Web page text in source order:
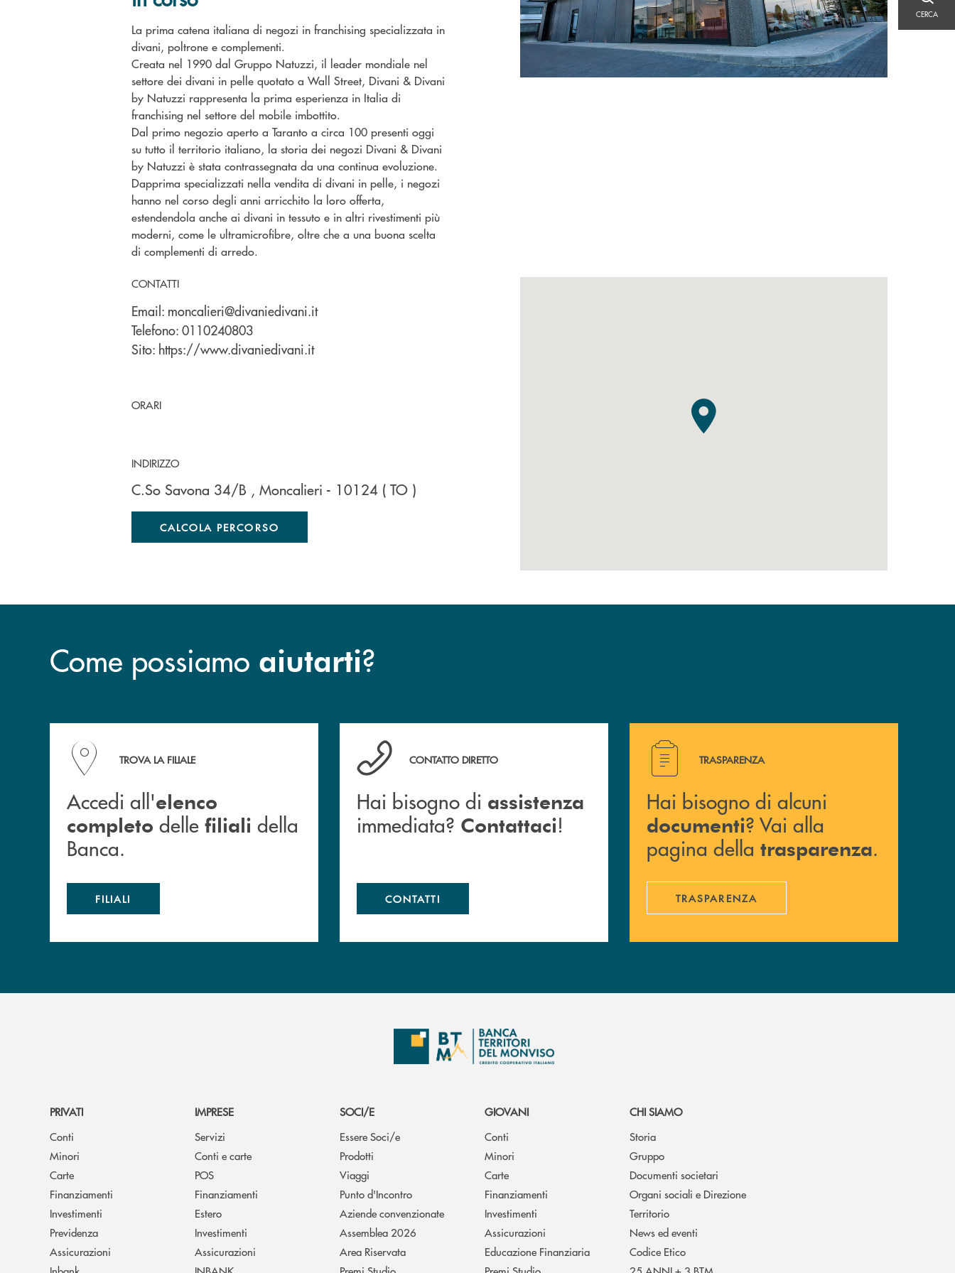
CERCA
CERCA
La prima catena italiana di negozi in franchising specializzata in
divani, poltrone e complementi.
Creata nel 1990 dal Gruppo Natuzzi, il leader mondiale nel
settore dei divani in pelle quotato a Wall Street, Divani & Divani
by Natuzzi rappresenta la prima esperienza in Italia di
franchising nel settore del mobile imbottito.
Dal primo negozio aperto a Taranto a circa 100 presenti oggi
su tutto il territorio italiano, la storia dei negozi Divani & Divani
by Natuzzi è stata contrassegnata da una continua evoluzione.
Dapprima specializzati nella vendita di divani in pelle, i negozi
hanno nel corso degli anni arricchito la loro offerta,
estendendola anche ai divani in tessuto e in altri rivestimenti più
moderni, come le ultramicrofibre, oltre che a una buona scelta
di complementi di arredo.
CONTATTI
Email: moncalieri@divaniedivani.it
Telefono: 0110240803
Sito: https://www.divaniedivani.it
ORARI
INDIRIZZO
C.So Savona 34/B , Moncalieri - 10124 ( TO )
CALCOLA PERCORSO
Come possiamo aiutarti?
Accedi all' elenco completo delle filiali della Banca.
TROVA LA FILIALE
Accedi all'elenco
completo delle filiali della
Banca.
FILIALI
Hai bisogno di assistenza immediata? Contattaci !
CONTATTO DIRETTO
Hai bisogno di assistenza
immediata? Contattaci!
CONTATTI
Hai bisogno di alcuni documenti ? Vai alla pagina della
TRASPARENZA
Hai bisogno di alcuni
documenti? Vai alla
pagina della trasparenza.
TRASPARENZA
PRIVATI
Conti
Minori
Carte
Finanziamenti
Investimenti
Previdenza
Assicurazioni
IMPRESE
Servizi
Conti e carte
POS
Finanziamenti
Estero
Investimenti
Assicurazioni
SOCI/E
Essere Soci/e
Prodotti
Viaggi
Punto d'Incontro
Aziende convenzionate
Assemblea 2026
Area Riservata
GIOVANI
Conti
Minori
Carte
Finanziamenti
Investimenti
Assicurazioni
Educazione Finanziaria
CHI SIAMO
Storia
Gruppo
Documenti societari
Organi sociali e Direzione
Territorio
News ed eventi
Codice Etico